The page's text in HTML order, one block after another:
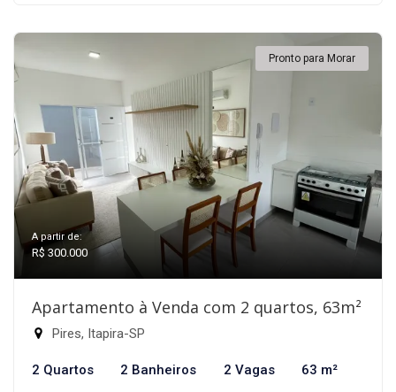
Pronto para Morar
A partir de:
R$ 300.000
Apartamento à Venda com 2 quartos, 63m²
Pires, Itapira-SP
2 Quartos 2 Banheiros 2 Vagas 63 m²